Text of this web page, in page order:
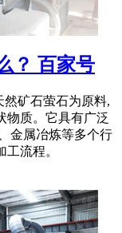
？ 百家号
然矿石萤石为原料,
物质。它具有广泛
金属冶炼等多个行
流程。